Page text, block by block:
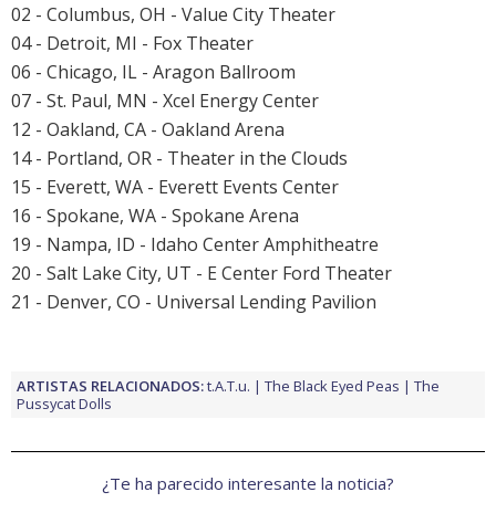
02 - Columbus, OH - Value City Theater
04 - Detroit, MI - Fox Theater
06 - Chicago, IL - Aragon Ballroom
07 - St. Paul, MN - Xcel Energy Center
12 - Oakland, CA - Oakland Arena
14 - Portland, OR - Theater in the Clouds
15 - Everett, WA - Everett Events Center
16 - Spokane, WA - Spokane Arena
19 - Nampa, ID - Idaho Center Amphitheatre
20 - Salt Lake City, UT - E Center Ford Theater
21 - Denver, CO - Universal Lending Pavilion
ARTISTAS RELACIONADOS:t.A.T.u. The Black Eyed Peas
The
Pussycat Dolls
¿Te ha parecido interesante la noticia?